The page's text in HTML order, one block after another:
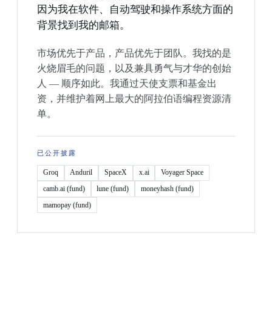
因为我在软件、自动驾驶和操作系统方面的
背景找到我的邮箱。
市场优先于产品，产品优先于团队。我找的是
火烧眉毛的问题，以及兼具勇气与才华的创始
人 — 顺序如此。我通过天使支票和基金出
资，并维护着网上最大的阿拉伯语编程资源清
单。
已公开披露
Groq Anduril SpaceX x.ai
Voyager Space
camb.ai (fund)
lune (fund)
moneyhash (fund)
mamopay (fund)